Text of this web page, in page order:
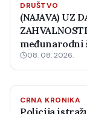
DRUŠTVO
(NAJAVA) UZ
08. 08. 2026.
CRNA KRONIKA
Policija